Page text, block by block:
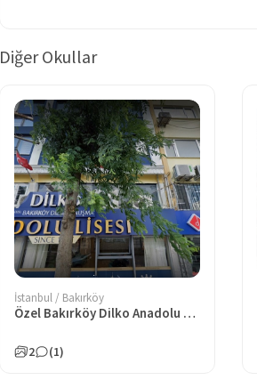
Diğer Okullar
İstanbul / Bakırköy
Özel Bakırköy Dilko Anadolu Lisesi
2 (1)